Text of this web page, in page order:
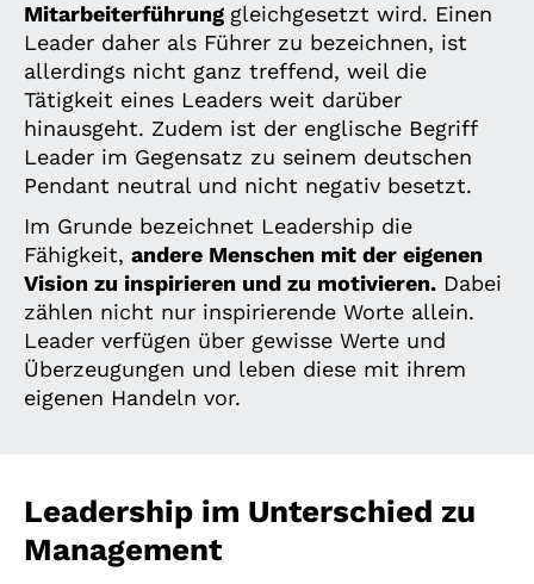
Mitarbeiterführung gleichgesetzt wird. Einen
Leader daher als Führer zu bezeichnen, ist
allerdings nicht ganz treffend, weil die
Tätigkeit eines Leaders weit darüber
hinausgeht. Zudem ist der englische Begriff
Leader im Gegensatz zu seinem deutschen
Pendant neutral und nicht negativ besetzt.
Im Grunde bezeichnet Leadership die
Fähigkeit, andere Menschen mit der eigenen
Vision zu inspirieren und zu motivieren. Dabei
zählen nicht nur inspirierende Worte allein.
Leader verfügen über gewisse Werte und
Überzeugungen und leben diese mit ihrem
eigenen Handeln vor.
Leadership im Unterschied zu
Management